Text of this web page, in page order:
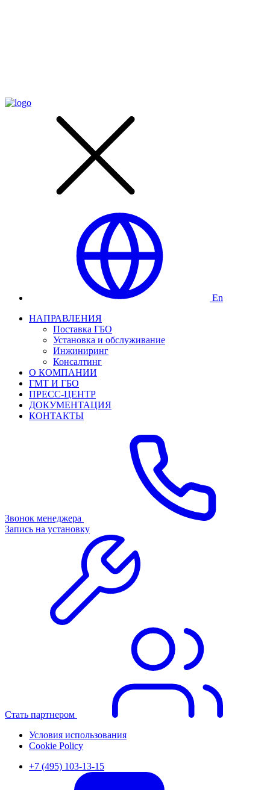
En
НАПРАВЛЕНИЯ
Поставка ГБО
Установка и обслуживание
Инжиниринг
Консалтинг
О КОМПАНИИ
ГМТ И ГБО
ПРЕСС-ЦЕНТР
ДОКУМЕНТАЦИЯ
КОНТАКТЫ
Звонок менеджера
Запись на установку
Стать партнером
Условия использования
Cookie Policy
+7 (495) 103-13-15